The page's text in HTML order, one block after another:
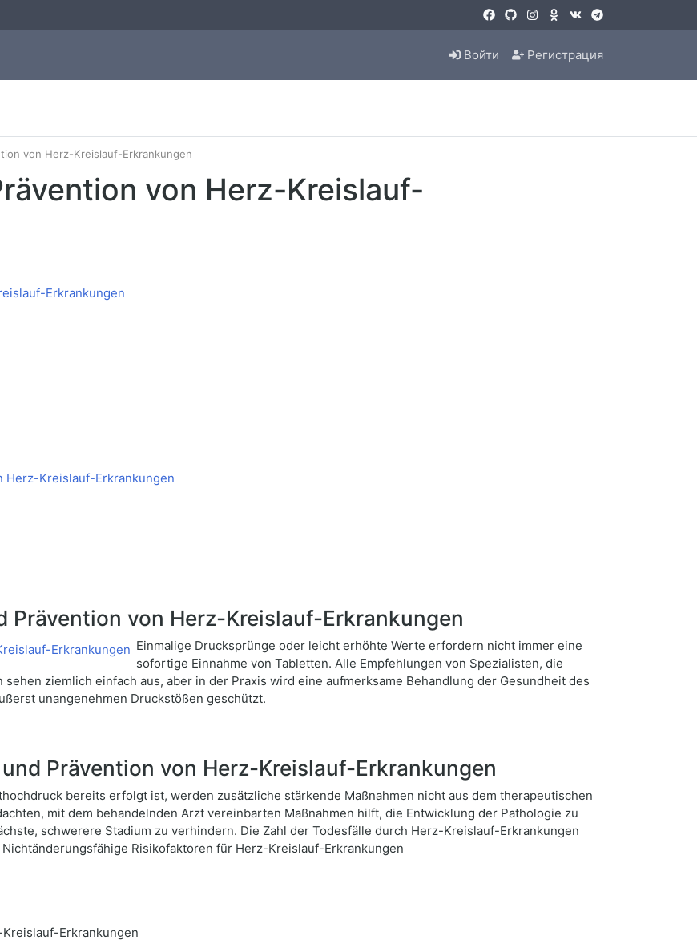
Войти Регистрация
von Herz-Kreislauf-Erkrankungen
von Herz-Kreislauf-
Herz-Kreislauf-Erkrankungen
Prävention von Herz-Kreislauf-Erkrankungen
Einmalige Drucksprünge oder leicht erhöhte Werte erfordern nicht immer eine
sofortige Einnahme von Tabletten. Alle Empfehlungen von Spezialisten, die
ziemlich einfach aus, aber in der Praxis wird eine aufmerksame Behandlung der Gesundheit des
unangenehmen Druckstößen geschützt.
Prävention von Herz-Kreislauf-Erkrankungen
bereits erfolgt ist, werden zusätzliche stärkende Maßnahmen nicht aus dem therapeutischen
mit dem behandelnden Arzt vereinbarten Maßnahmen hilft, die Entwicklung der Pathologie zu
schwerere Stadium zu verhindern. Die Zahl der Todesfälle durch Herz-Kreislauf-Erkrankungen
Risikofaktoren für Herz-Kreislauf-Erkrankungen
Erkrankungen